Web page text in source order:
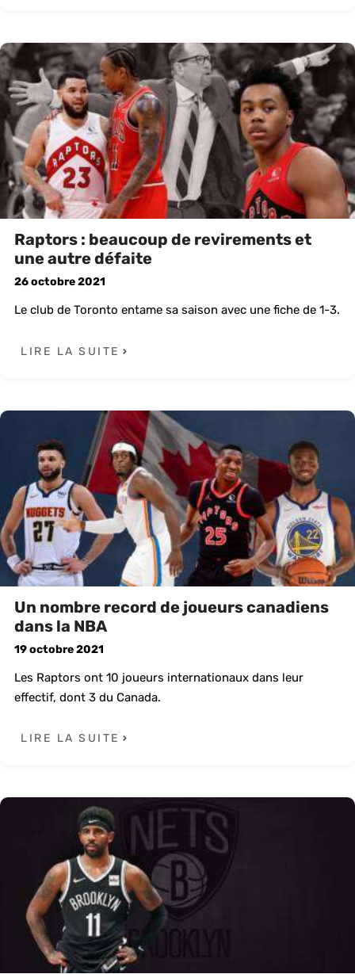
Raptors : beaucoup de revirements et
une autre défaite
26 octobre 2021
Le club de Toronto entame sa saison avec une fiche de 1-3.
LIRE LA SUITE
Un nombre record de joueurs canadiens
dans la NBA
19 octobre 2021
Les Raptors ont 10 joueurs internationaux dans leur
effectif, dont 3 du Canada.
LIRE LA SUITE